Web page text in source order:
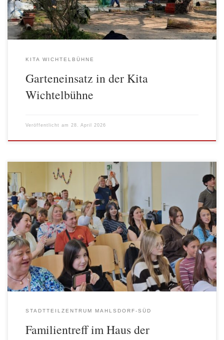
[…]
KITA WICHTELBÜHNE
Garteneinsatz in der Kita
Wichtelbühne
Veröffentlicht am 28. April 2026
Am 18. April fand im AWO-Stadtteiltreff Mahlsdorf‑Süd (Haus
der Begegnung) ein fröhliches Familienfest statt. Kinder und
Eltern kamen in einer offenen und vertrauensvollen Atmosphäre
zusammen, um gemeinsam Zeit zu verbringen und aktiv
mitzuwirken. Im Mittelpunkt standen theaterpädagogische
Angebote, bei denen Familien gemeinsam kleine Szenen
entwickelten und spielten. Der kreative Ansatz […]
STADTTEILZENTRUM MAHLSDORF-SÜD
Familientreff im Haus der